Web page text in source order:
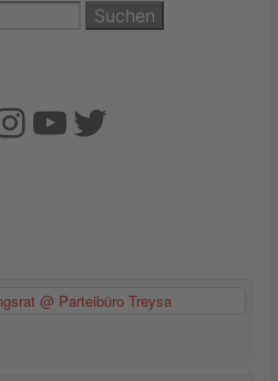
YouTube
Twitter
@ Parteibüro Treysa